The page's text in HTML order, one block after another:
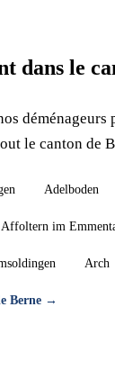
dans le
déménageurs
le canton de
Adelboden
Affoltern im
Arch
Berne →